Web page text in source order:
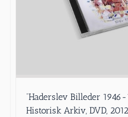
”Haderslev Billeder 1946-
Historisk Arkiv, DVD, 2012